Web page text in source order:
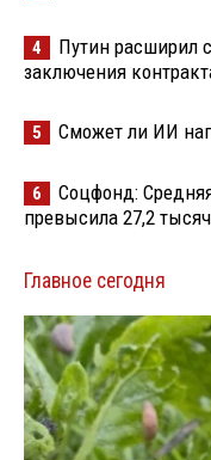
4
Путин расширил
заключения
5 Сможет ли ИИ
6
Соцфонд:
превысила 27,2
Главное сегодня